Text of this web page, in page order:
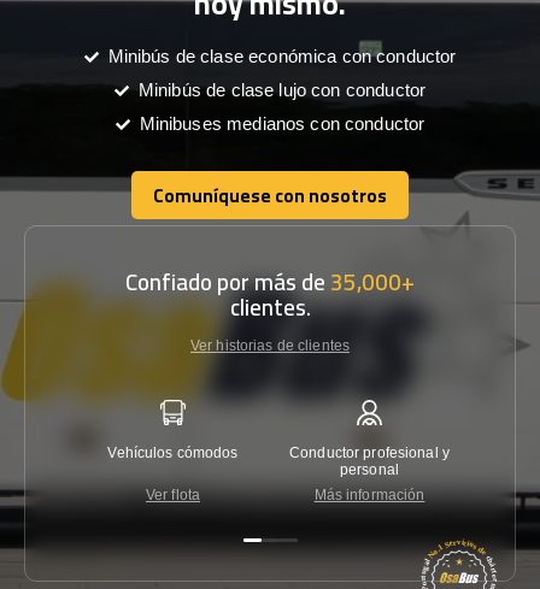
Minibús de clase económica con conductor
Minibús de clase lujo con conductor
Minibuses medianos con conductor
Comuníquese con nosotros
Comuníquese con nosotros
Confiado por más de35,000+
clientes.
Ver historias de clientes
Vehículos cómodos
Ver flota
Conductor profesional y
personal
Más información